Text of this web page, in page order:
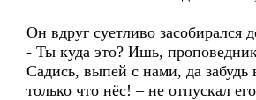
Он вдруг суетливо засобирался
- Ты куда это? Ишь,
Садись, выпей с нами, да забудь
только что нёс! – не отпускал